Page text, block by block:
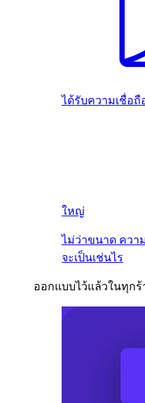
ได้รับความเชื่อ
ใหญ่
ไม่ว่าขนาด คว
จะเป็นเช่นไร
ออกแบบไว้แล้วในทุกร้